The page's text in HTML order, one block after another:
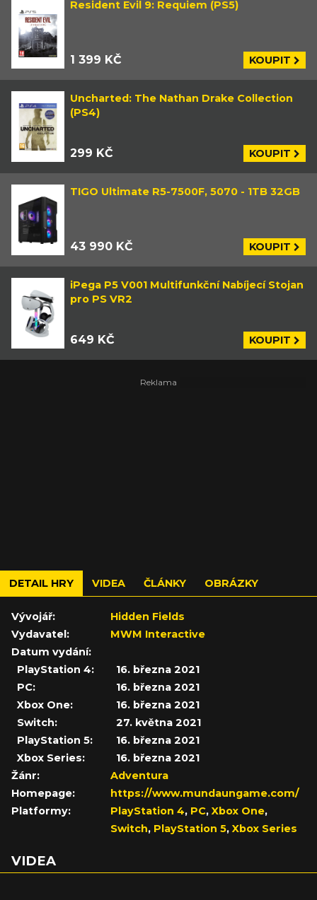
DETAIL HRY VIDEA ČLÁNKY OBRÁZKY
Vývojář:
Hidden Fields
Vydavatel:
MWM Interactive
Datum vydání:
PlayStation 4:
16. března 2021
PC:
16. března 2021
Xbox One:
16. března 2021
Switch:
27. května 2021
PlayStation 5:
16. března 2021
Xbox Series:
16. března 2021
Žánr:
Adventura
Homepage:
https://www.mundaungame.com/
Platformy:
PlayStation 4, PC, Xbox One,
Switch, PlayStation 5, Xbox Series
VIDEA
Resident Evil 9: Requiem (PS5)
1 399 KČ KOUPIT
Uncharted: The Nathan Drake Collection
(PS4)
299 KČ KOUPIT
TIGO Ultimate R5-7500F, 5070 - 1TB 32GB
43 990 KČ KOUPIT
iPega P5 V001 Multifunkční Nabíjecí Stojan
pro PS VR2
649 KČ KOUPIT